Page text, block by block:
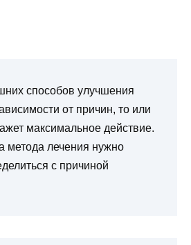
способов улучшения
от причин, то или
максимальное действие.
метода лечения нужно
с причиной